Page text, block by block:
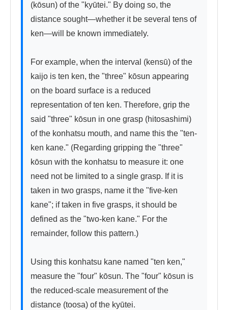
(kōsun) of the "kyūtei." By doing so, the
distance sought—whether it be several tens of
ken—will be known immediately.
For example, when the interval (kensū) of the
kaijo is ten ken, the "three" kōsun appearing
on the board surface is a reduced
representation of ten ken. Therefore, grip the
said "three" kōsun in one grasp (hitosashimi)
of the konhatsu mouth, and name this the "ten-
ken kane." (Regarding gripping the "three"
kōsun with the konhatsu to measure it: one
need not be limited to a single grasp. If it is
taken in two grasps, name it the "five-ken
kane"; if taken in five grasps, it should be
defined as the "two-ken kane." For the
remainder, follow this pattern.)
Using this konhatsu kane named "ten ken,"
measure the "four" kōsun. The "four" kōsun is
the reduced-scale measurement of the
distance (toosa) of the kyūtei.